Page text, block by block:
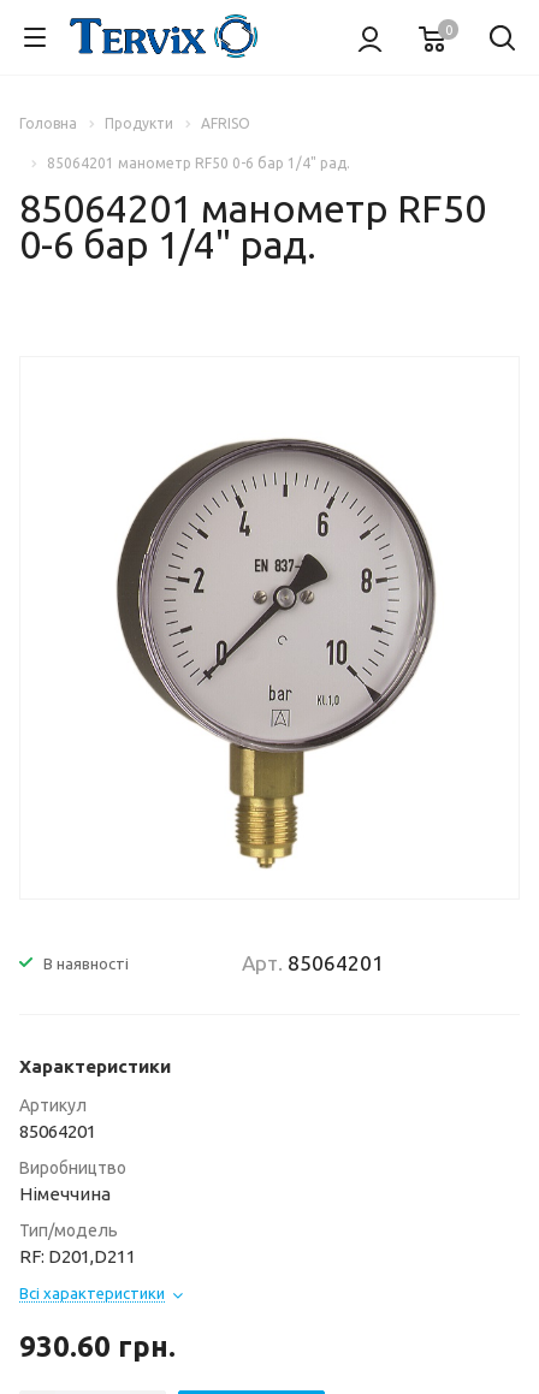
0
Головна Продукти AFRISO
85064201 манометр RF50 0-6 бар 1/4" рад.
85064201 манометр RF50
0-6 бар 1/4" рад.
В наявності Арт. 85064201
Характеристики
Артикул
85064201
Виробництво
Німеччина
Тип/модель
RF: D201,D211
Всі характеристики
930.60 грн.